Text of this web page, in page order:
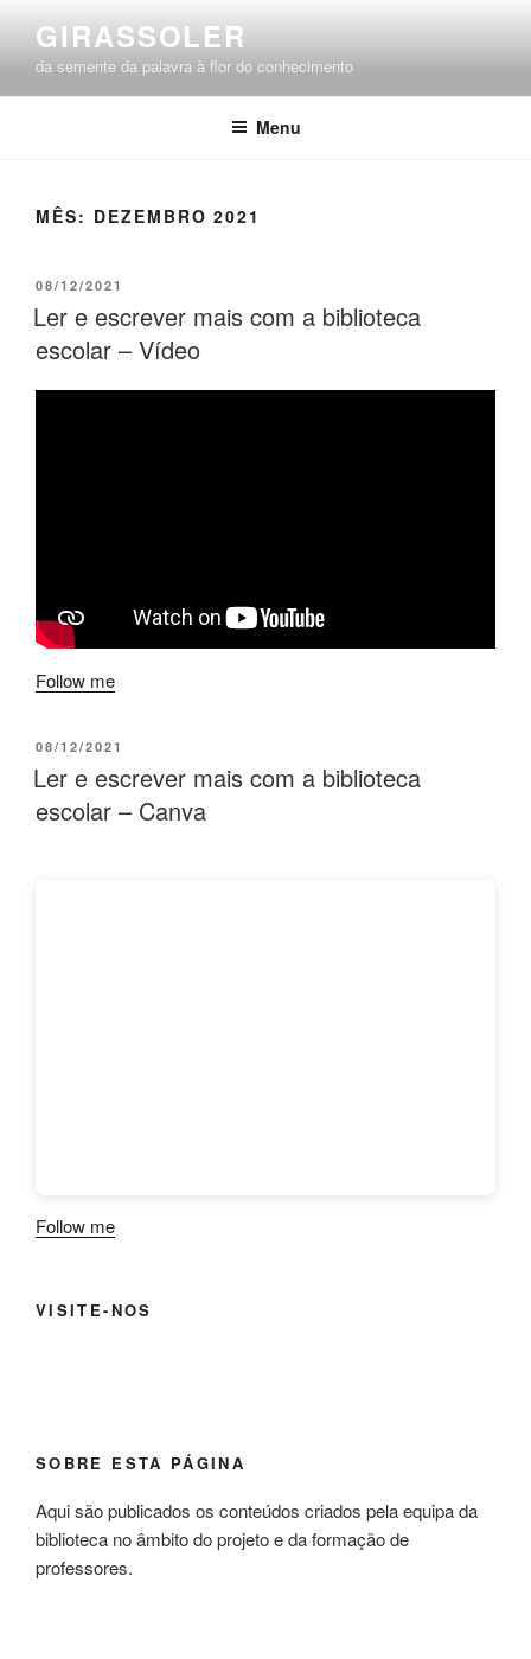
conteúdo
GIRASSOLER
da semente da palavra à flor do conhecimento
Menu
MÊS: DEZEMBRO 2021
PUBLICADO
EM
08/12/2021
Ler e escrever mais com a biblioteca
escolar – Vídeo
Follow me
PUBLICADO
EM
08/12/2021
Ler e escrever mais com a biblioteca
escolar – Canva
Follow me
VISITE-NOS
SOBRE ESTA PÁGINA
Aqui são publicados os conteúdos criados pela equipa da
biblioteca no âmbito do projeto e da formação de
professores.